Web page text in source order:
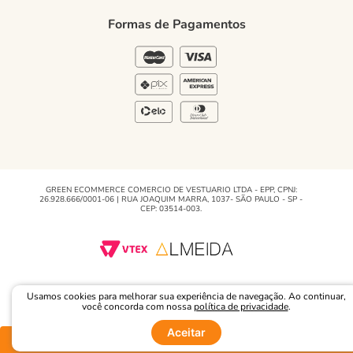
Usamos cookies para melhorar sua experiência de navegação. Ao continuar,
você concorda com nossa política de privacidade.
Aceitar
Comprar
Regulamento e PromoçõesFormas de Pagamentos
GREEN ECOMMERCE COMERCIO DE VESTUARIO LTDA - EPP, CPNJ:
26.928.666/0001-06 | RUA JOAQUIM MARRA, 1037- SÃO PAULO - SP -
CEP: 03514-003.